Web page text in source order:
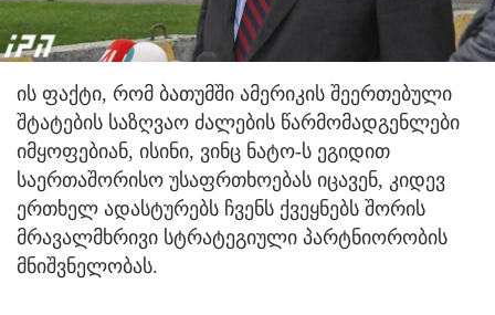
ის ფაქტი, რომ ბათუმში ამერიკის შეერთებული
შტატების საზღვაო ძალების წარმომადგენლები
იმყოფებიან, ისინი, ვინც ნატო-ს ეგიდით
საერთაშორისო უსაფრთხოებას იცავენ, კიდევ
ერთხელ ადასტურებს ჩვენს ქვეყნებს შორის
მრავალმხრივი სტრატეგიული პარტნიორობის
მნიშვნელობას.